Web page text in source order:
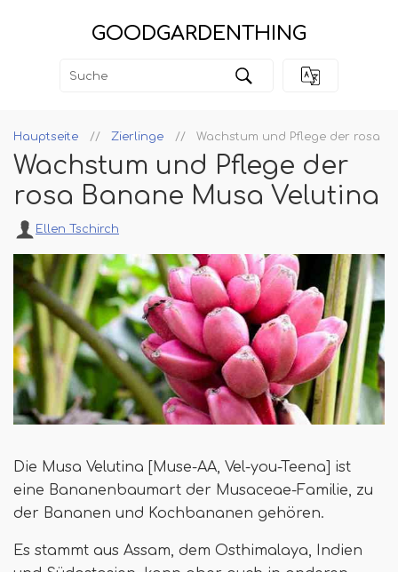
GOODGARDENTHING
Hauptseite Zierlinge Wachstum und Pflege der rosa
Wachstum und Pflege der
rosa Banane Musa Velutina
Ellen Tschirch
Die Musa Velutina [Muse-AA, Vel-you-Teena] ist
eine Bananenbaumart der Musaceae-Familie, zu
der Bananen und Kochbananen gehören.
Es stammt aus Assam, dem Osthimalaya, Indien